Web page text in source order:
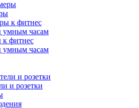
к фитнес
умным часам
и розетки